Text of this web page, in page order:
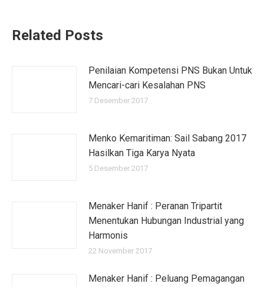
Related Posts
Penilaian Kompetensi PNS Bukan Untuk
Mencari-cari Kesalahan PNS
7 Desember 2017
Menko Kemaritiman: Sail Sabang 2017
Hasilkan Tiga Karya Nyata
5 Desember 2017
Menaker Hanif : Peranan Tripartit
Menentukan Hubungan Industrial yang
Harmonis
22 November 2017
Menaker Hanif : Peluang Pemagangan